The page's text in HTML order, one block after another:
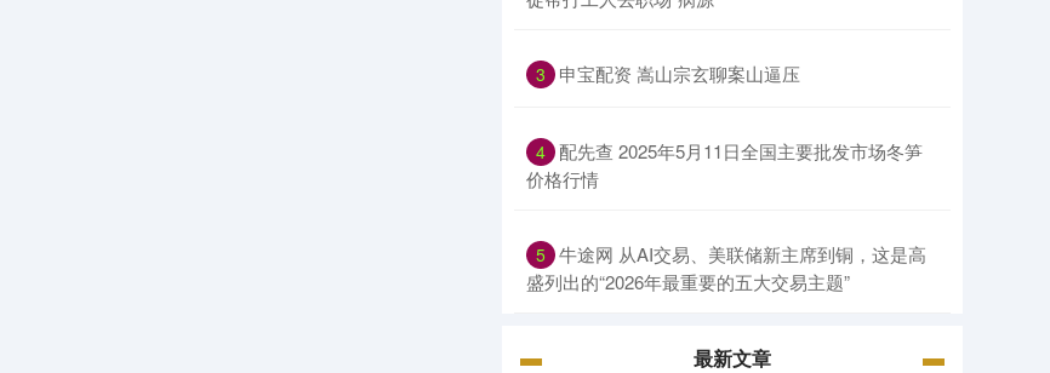
3 申宝配资 嵩山宗玄聊案山逼压
4 配先查 2025年5月11日全国主要批发市场冬笋
价格行情
5 牛途网 从AI交易、美联储新主席到铜，这是高
盛列出的“2026年最重要的五大交易主题”
最新文章